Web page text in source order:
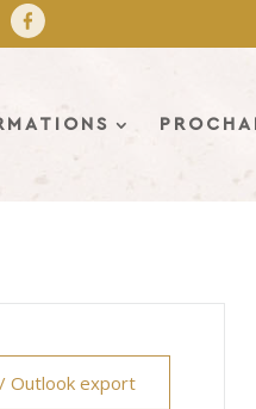
Immersion
Outlook export